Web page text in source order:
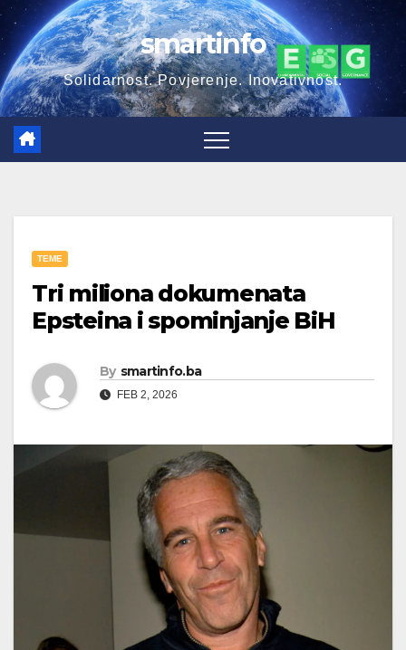
Skip
to
content
smartinfo
Solidarnost. Povjerenje. Inovativnost.
TEME
Tri miliona dokumenata
Epsteina i spominjanje BiH
By smartinfo.ba
FEB 2, 2026